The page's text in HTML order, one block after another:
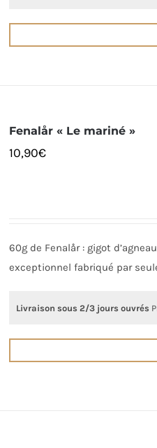
Fenalår « Le mariné »
10,90€
60g de Fenalår : gigot
exceptionnel fabriqué par
Livraison sous 2/3 jours ouvrés